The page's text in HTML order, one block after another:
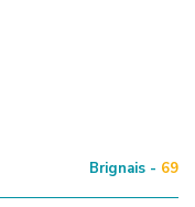
Brignais - 69